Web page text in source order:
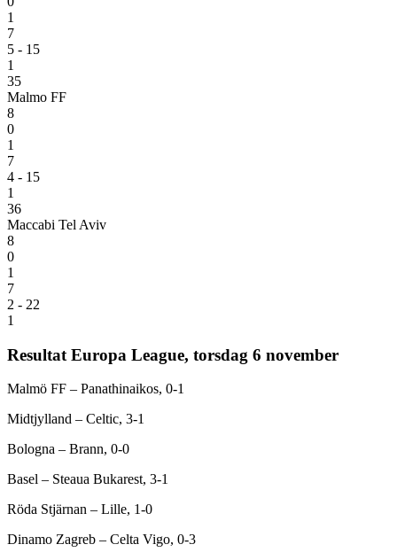
1
7
5 - 15
1
35
Malmo FF
8
0
1
7
4 - 15
1
36
Maccabi Tel Aviv
8
0
1
7
2 - 22
1
Resultat Europa League, torsdag 6 november
Malmö FF – Panathinaikos, 0-1
Midtjylland – Celtic, 3-1
Bologna – Brann, 0-0
Basel – Steaua Bukarest, 3-1
Röda Stjärnan – Lille, 1-0
Dinamo Zagreb – Celta Vigo, 0-3